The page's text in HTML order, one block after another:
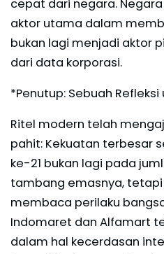
cepat dari negara.
aktor utama dalam
bukan lagi menjadi aktor
dari data korporasi.
*Penutup: Sebuah
Ritel modern telah
pahit: Kekuatan terbesar
ke-21 bukan lagi pada
tambang emasnya,
membaca perilaku
Indomaret dan Alfamart
dalam hal kecerdasan